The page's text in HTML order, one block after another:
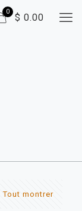
0
$ 0.00
Tout montrer